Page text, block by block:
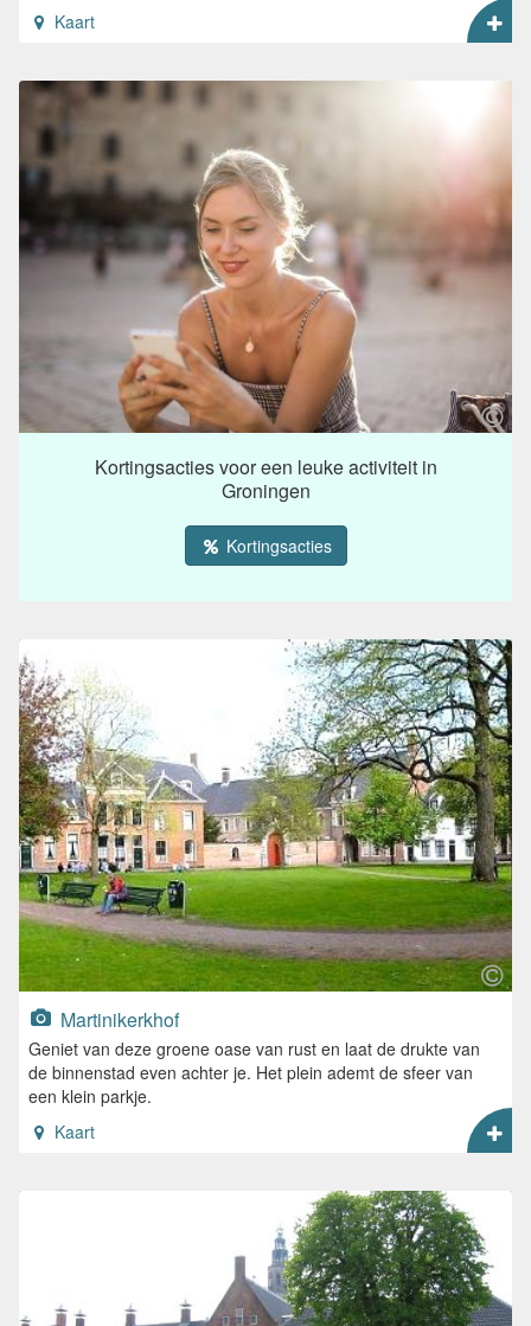
Kaart
Kortingsacties voor een leuke activiteit in
Groningen
Kortingsacties
Martinikerkhof
Geniet van deze groene oase van rust en laat de drukte van
de binnenstad even achter je. Het plein ademt de sfeer van
een klein parkje.
Kaart